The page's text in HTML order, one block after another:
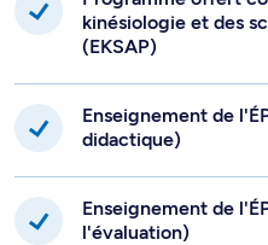
kinésiologie et des
(EKSAP)
Enseignement de
didactique)
Enseignement de
l'évaluation)